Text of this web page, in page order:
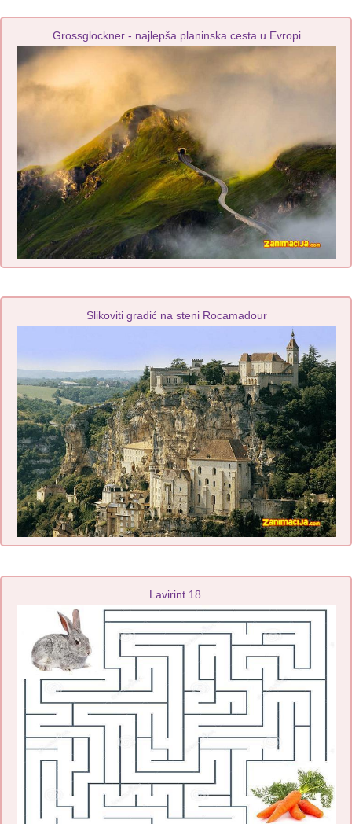
Grossglockner - najlepša planinska cesta u Evropi
Slikoviti gradić na steni Rocamadour
Lavirint 18.